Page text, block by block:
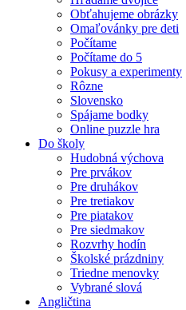
Obťahujeme obrázky
Omaľovánky pre deti
Počítame
Počítame do 5
Pokusy a experimenty
Rôzne
Slovensko
Spájame bodky
Online puzzle hra
Do školy
Hudobná výchova
Pre prvákov
Pre druhákov
Pre tretiakov
Pre piatakov
Pre siedmakov
Rozvrhy hodín
Školské prázdniny
Triedne menovky
Vybrané slová
Angličtina